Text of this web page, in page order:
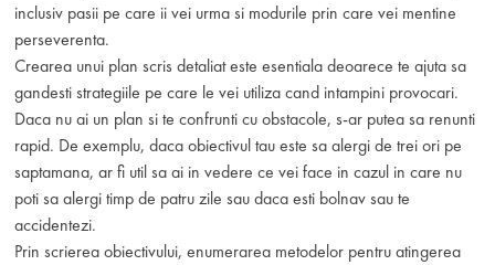
inclusiv pasii pe care ii vei urma si modurile prin care vei mentine
perseverenta.
Crearea unui plan scris detaliat este esentiala deoarece te ajuta sa
gandesti strategiile pe care le vei utiliza cand intampini provocari.
Daca nu ai un plan si te confrunti cu obstacole, s-ar putea sa renunti
rapid. De exemplu, daca obiectivul tau este sa alergi de trei ori pe
saptamana, ar fi util sa ai in vedere ce vei face in cazul in care nu
poti sa alergi timp de patru zile sau daca esti bolnav sau te
accidentezi.
Prin scrierea obiectivului, enumerarea metodelor pentru atingerea